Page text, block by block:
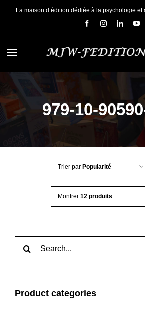
PasserLa maison d’édition dédiée à la psychologie
Navigation
à
bascule
ACCUEIL
NOUS CONNAÎTRE
979-10-
Trier par Popularité
Montrer 12 produits
Product categories